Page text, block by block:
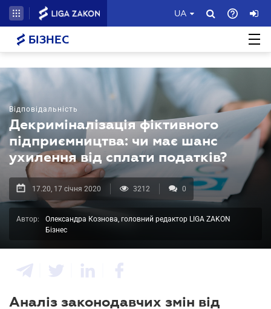
UA
БІЗНЕС
Відповідальність
Декриміналізація фіктивного
підприємництва: чи має шанс
ухилення від сплати податків?
17.20, 17 січня 2020 3212 0
Автор:
Олександра Кознова, головний редактор LIGA ZAKON
Бізнес
Аналіз законодавчих змін від